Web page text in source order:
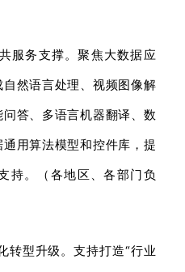
服务支撑。聚焦大数据应
然语言处理、视频图像解
答、多语言机器翻译、数
用算法模型和控件库，提
持。（各地区、各部门负
转型升级。支持打造“行业